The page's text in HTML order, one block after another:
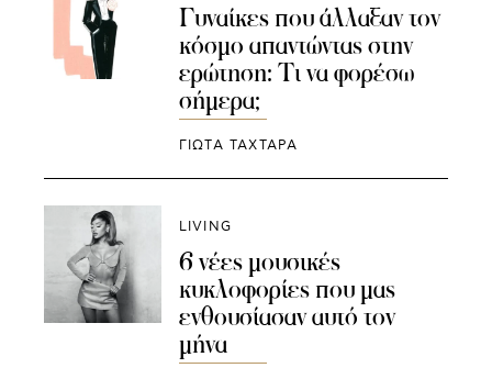
Γυναίκες που άλλαξαν τον
κόσμο απαντώντας στην
ερώτηση: Τι να φορέσω
σήμερα;
ΓΙΩΤΑ ΤΑΧΤΑΡΑ
LIVING
6 νέες μουσικές
κυκλοφορίες που μας
ενθουσίασαν αυτό τον
μήνα